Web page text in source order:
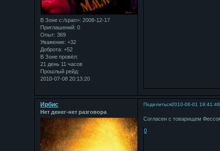
В Зоне с:/span>: 2008-12-17
Приглашений: 0
Опыт: 369
Уважение: +32
Доброта: +52
В Зоне провёл:
21 день 11 часов
Прошлый рейд:
2010-07-08 20:13:20
Поделиться2010-06-01 19:41:48
Ирбис
Нет денег-нет разговора
Согласен с товарищем
0